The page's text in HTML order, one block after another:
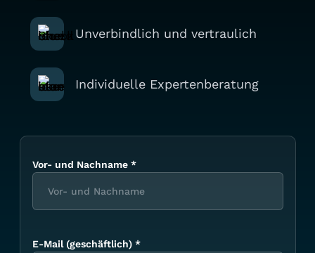
Unverbindlich und vertraulich
Individuelle Expertenberatung
Vor- und Nachname *
E-Mail (geschäftlich) *